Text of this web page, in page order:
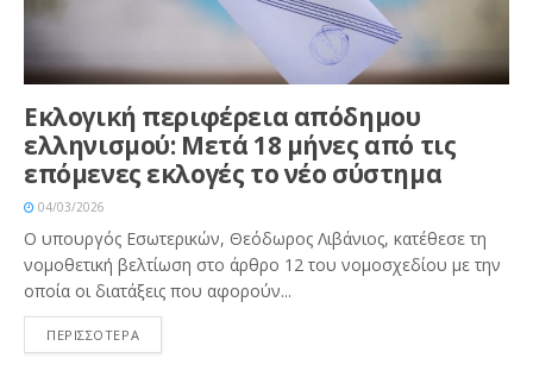
Εκλογική περιφέρεια απόδημου
ελληνισμού: Μετά 18 μήνες από τις
επόμενες εκλογές το νέο σύστημα
04/03/2026
Ο υπουργός Εσωτερικών, Θεόδωρος Λιβάνιος, κατέθεσε τη
νομοθετική βελτίωση στο άρθρο 12 του νομοσχεδίου με την
οποία οι διατάξεις που αφορούν...
ΠΕΡΙΣΣΟΤΕΡΑ